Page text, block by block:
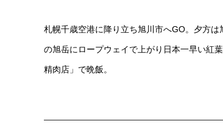
札幌千歳空港に降り立ち旭川市へGO。夕方
の旭岳にロープウェイで上がり日本一早い紅
精肉店」で晩飯。